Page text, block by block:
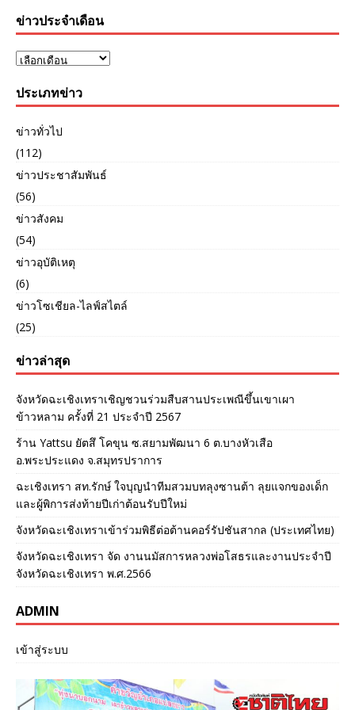
ข่าวประจำเดือน
ประเภทข่าว
ข่าวทั่วไป
(112)
ข่าวประชาสัมพันธ์
(56)
ข่าวสังคม
(54)
ข่าวอุบัติเหตุ
(6)
ข่าวโซเชียล-ไลฟ์สไตล์
(25)
ข่าวล่าสุด
จังหวัดฉะเชิงเทราเชิญชวนร่วมสืบสานประเพณีขึ้นเขาเผา
ข้าวหลาม ครั้งที่ 21 ประจำปี 2567
ร้าน Yattsu ยัตสึ โคขุน ซ.สยามพัฒนา 6 ต.บางหัวเสือ
อ.พระประแดง จ.สมุทรปราการ
ฉะเชิงเทรา สท.รักษ์ ใจบุญนำทีมสวมบทลุงซานต้า ลุยแจกของเด็ก
และผู้พิการส่งท้ายปีเก่าต้อนรับปีใหม่
จังหวัดฉะเชิงเทราเข้าร่วมพิธีต่อต้านคอร์รัปชันสากล (ประเทศไทย)
จังหวัดฉะเชิงเทรา จัด งานนมัสการหลวงพ่อโสธรและงานประจำปี
จังหวัดฉะเชิงเทรา พ.ศ.2566
ADMIN
เข้าสู่ระบบ